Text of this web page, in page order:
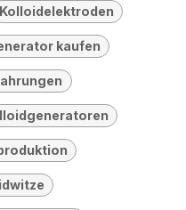
Kolloidelektroden
kaufen